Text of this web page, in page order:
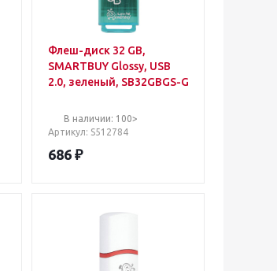
Флеш-диск 32 GB,
SMARTBUY Glossy, USB
2.0, зеленый, SB32GBGS-G
В наличии: 100>
Артикул: S512784
686 ₽